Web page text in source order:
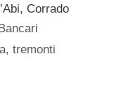
Corrado
,tremonti